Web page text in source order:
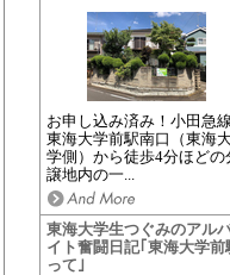
お申し込み済み！小田急線
東海大学前駅南口（東海
学側）から徒歩4分ほどの
譲地内の一...
東海大学生つぐみのアル
イト奮闘日記｢東海大学前
って｣